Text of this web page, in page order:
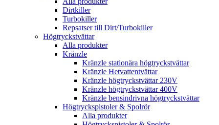
Dirtkiller
Turbokiller
Repsatser till Dirt/Turbokiller
Högtryckstvättar
Alla produkter
Kränzle
Kränzle stationära högtryckstvättar
Kränzle Hetvattentvättar
Kränzle högtryckstvättar 230V
Kränzle högtryckstvättar 400V
Kränzle bensindrivna högtryckstvättar
Högtryckspistoler & Spolrör
Alla produkter